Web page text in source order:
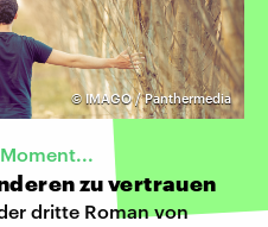
©IMAGO / Panthermedia
zu vertrauen
dritte Roman von